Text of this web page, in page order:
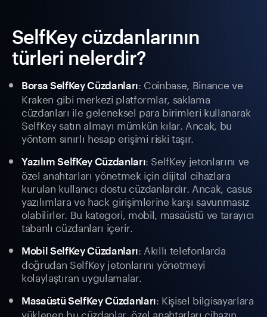
SelfKey cüzdanlarının
türleri nelerdir?
Borsa SelfKey Cüzdanları: Coinbase, Binance ve
Kraken gibi merkezi platformlar, saklama
cüzdanları ile geleneksel para birimleri kullanarak
SelfKey satın almayı mümkün kılar. Ancak, bu
yöntem sınırlı hesap erişimi riski taşır.
Yazılım SelfKey Cüzdanları: SelfKey jetonlarını ve
özel anahtarları yönetmek için dijital cihazlara
kurulan kullanıcı dostu cüzdanlardır. Ancak, casus
yazılımlara ve hack girişimlerine karşı savunmasız
olabilirler. Bu kategori, mobil, masaüstü ve tarayıcı
tabanlı cüzdanları içerir.
Mobil SelfKey Cüzdanları: Akıllı telefonlarda
doğrudan SelfKey jetonlarını yönetmeyi
kolaylaştıran uygulamalar.
Masaüstü SelfKey Cüzdanları: Kişisel bilgisayarlara
yüklenen bu cüzdanlar, özel anahtarları cihazın